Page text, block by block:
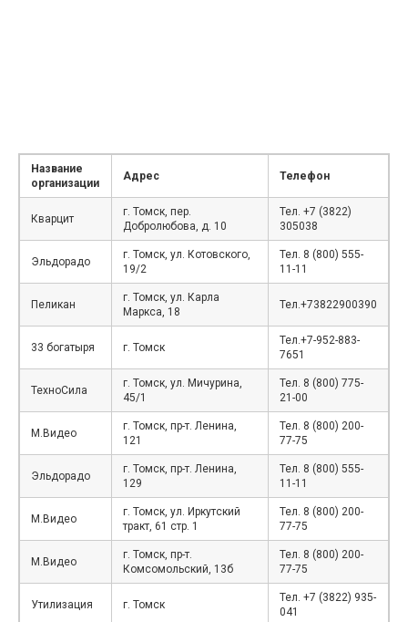
Название
организации
Адрес Телефон
Кварцит
г. Томск, пер.
Добролюбова, д. 10
Тел. +7 (3822)
305038
Эльдорадо
г. Томск, ул. Котовского,
19/2
Тел. 8 (800) 555-
11-11
Пеликан
г. Томск, ул. Карла
Маркса, 18
Тел.+73822900390
33 богатыря г. Томск
Тел.+7-952-883-
7651
ТехноСила
г. Томск, ул. Мичурина,
45/1
Тел. 8 (800) 775-
21-00
М.Видео
г. Томск, пр-т. Ленина,
121
Тел. 8 (800) 200-
77-75
Эльдорадо
г. Томск, пр-т. Ленина,
129
Тел. 8 (800) 555-
11-11
М.Видео
г. Томск, ул. Иркутский
тракт, 61 стр. 1
Тел. 8 (800) 200-
77-75
М.Видео
г. Томск, пр-т.
Комсомольский, 13б
Тел. 8 (800) 200-
77-75
Утилизация г. Томск
Тел. +7 (3822) 935-
041